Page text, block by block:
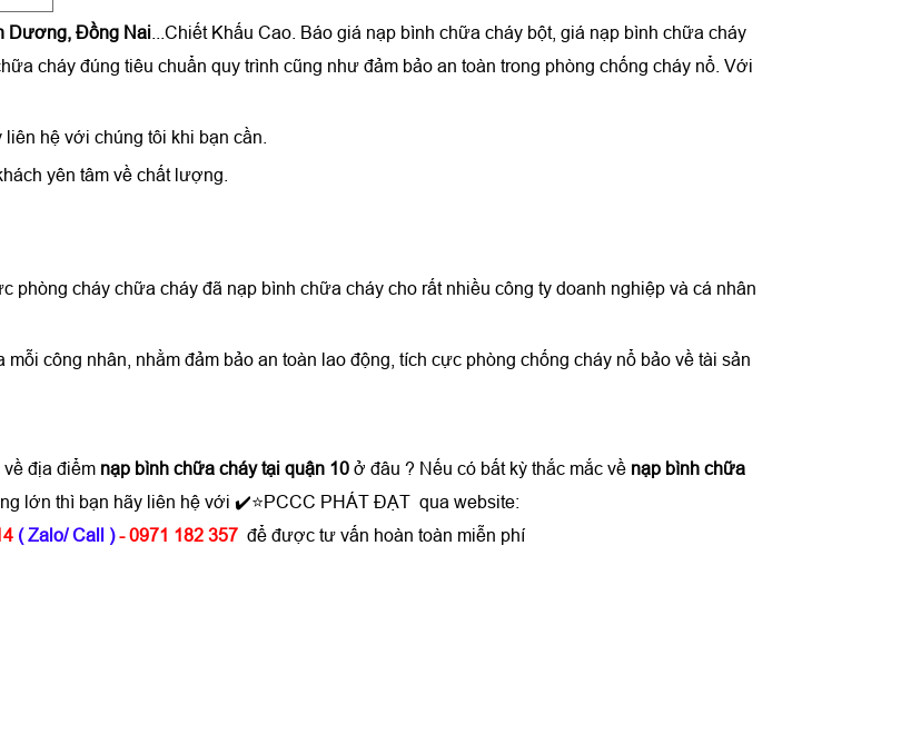
Dương, Đồng Nai ...Chiết Khấu Cao. Báo giá nạp bình chữa cháy bột, giá nạp bình chữa cháy
cháy đúng tiêu chuẩn quy trình cũng như đảm bảo an toàn trong phòng chống cháy nổ. Với
hệ với chúng tôi khi bạn cần.
yên tâm về chất lượng.
phòng cháy chữa cháy đã nạp bình chữa cháy cho rất nhiều công ty doanh nghiệp và cá nhân
mỗi công nhân, nhằm đảm bảo an toàn lao động, tích cực phòng chống cháy nổ bảo về tài sản
về địa điểm nạp bình chữa cháy tại quận 10 ở đâu ? Nếu có bất kỳ thắc mắc về nạp bình chữa
lớn thì bạn hãy liên hệ với ✔️⭐PCCC PHÁT ĐẠT qua website:
( Zalo/ Call )- 0971 182 357 để được tư vấn hoàn toàn miễn phí